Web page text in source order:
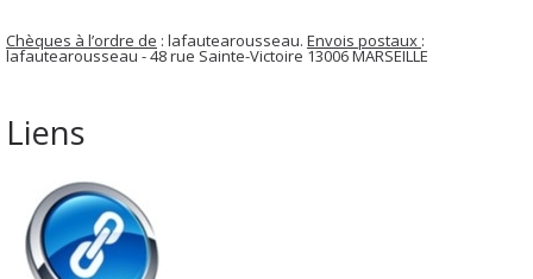
Chèques à l’ordre de : lafautearousseau. Envois postaux :
lafautearousseau - 48 rue Sainte-Victoire 13006 MARSEILLE
Liens